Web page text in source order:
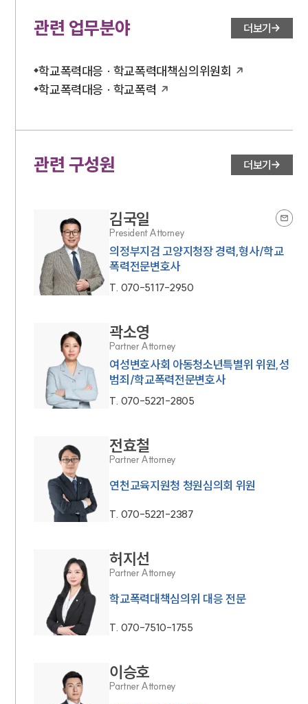
관련 업무분야 더보기
학교폭력대응 · 학교폭력대책심의위원회
학교폭력대응 · 학교폭력
관련 구성원 더보기
김국일
President Attorney
의정부지검 고양지청장 경력,형사/학교
폭력전문변호사
T. 070-5117-2950
곽소영
Partner Attorney
여성변호사회 아동청소년특별위 위원,성
범죄/학교폭력전문변호사
T. 070-5221-2805
전효철
Partner Attorney
연천교육지원청 청원심의회 위원
T. 070-5221-2387
허지선
Partner Attorney
학교폭력대책심의위 대응 전문
T. 070-7510-1755
이승호
Partner Attorney